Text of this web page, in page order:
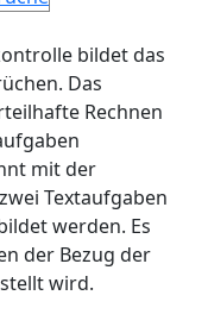
bildet das
Das
Rechnen
mit der
Textaufgaben
werden. Es
der Bezug der
wird.